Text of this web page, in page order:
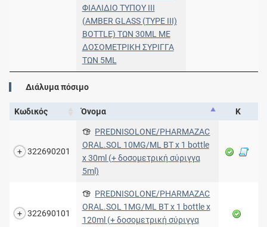
ΦΙΑΛΙΔΙΟ ΤΥΠΟΥ ΙΙΙ
(AMBER GLASS (TYPE III)
BOTTLE) ΤΩΝ 30ML ΜΕ
ΔΟΣΟΜΕΤΡΙΚΗ ΣΥΡΙΓΓΑ
ΤΩΝ 5ML
Διάλυμα πόσιμο
Κωδικός Όνομα Κ
322690201
PREDNISOLONE/PHARMAZAC
ORAL.SOL 10MG/ML BT x 1 bottle
x 30ml (+ δοσομετρική σύριγγα
5ml)
322690101
PREDNISOLONE/PHARMAZAC
ORAL.SOL 1MG/ML BT x 1 bottle x
120ml (+ δοσομετρική σύριγγα